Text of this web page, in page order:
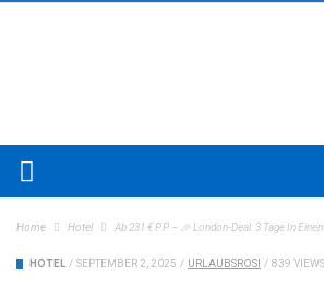
Home Hotel Ab 231 € P.P – 🎉 London-Deal: 3 Tage In
HOTEL / SEPTEMBER 2, 2025 / URLAUBSROSI / 839 VIEWS